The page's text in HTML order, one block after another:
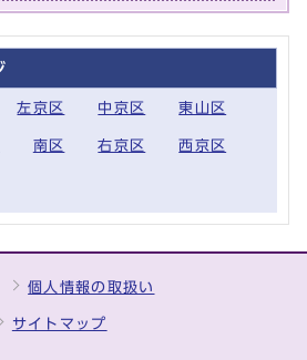
左京区 中京区 東山区
南区 右京区 西京区
個人情報の取扱い
サイトマップ